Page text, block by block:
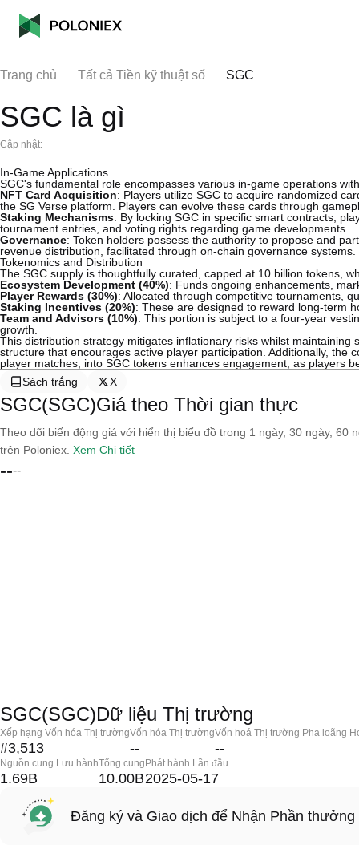
Trang chủ Tất cả Tiền kỹ thuật số SGC
SGC là gì
Cập nhật:
In-Game Applications
SGC's fundamental role encompasses various in-game operations
NFT Card Acquisition: Players utilize SGC to acquire randomized
the SG Verse platform. Players can evolve these cards through
Staking Mechanisms: By locking SGC in specific smart contracts,
tournament entries, and voting rights regarding game developments.
Governance: Token holders possess the authority to propose and
revenue distribution, facilitated through on-chain governance systems.
Tokenomics and Distribution
The SGC supply is thoughtfully curated, capped at 10 billion tokens,
Ecosystem Development (40%): Funds ongoing enhancements,
Player Rewards (30%): Allocated through competitive tournaments,
Staking Incentives (20%): These are designed to reward long-term
Team and Advisors (10%): This portion is subject to a four-year
growth.
This distribution strategy mitigates inflationary risks whilst
structure that encourages active player participation. Additionally, the
player matches, into SGC tokens enhances engagement, as players
Sách trắng
X
SGC(SGC)Giá theo Thời gian thực
Theo dõi biến động giá với hiển thị biểu đồ trong 1 ngày, 30 ngày,
trên Poloniex. Xem Chi tiết
----
SGC(SGC)Dữ liệu Thị trường
Xếp hạng Vốn hóa Thị trường
#3,513
Vốn hóa Thị trường
--
Vốn hoá Thị trường Pha loãng
--
Nguồn cung Lưu hành
1.69B
Tổng cung
10.00B
Phát hành Lần đầu
2025-05-17
Đăng ký và Giao dịch để Nhận Phần thưởng